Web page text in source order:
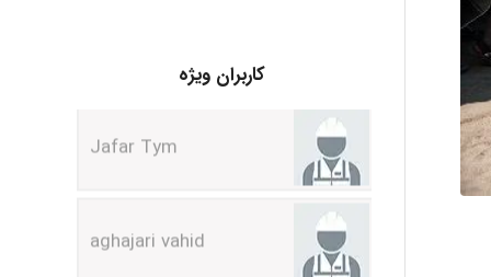
کاربران ویژه
aghajari vahid
Poubakhtiari